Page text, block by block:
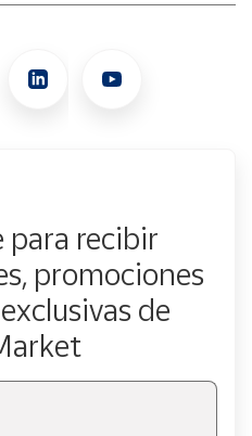
recibir
promociones
de